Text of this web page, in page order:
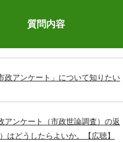
質問内容
政アンケート」について知りたい
アンケート（市政世論調査）の返
はどうしたらよいか。【広聴】